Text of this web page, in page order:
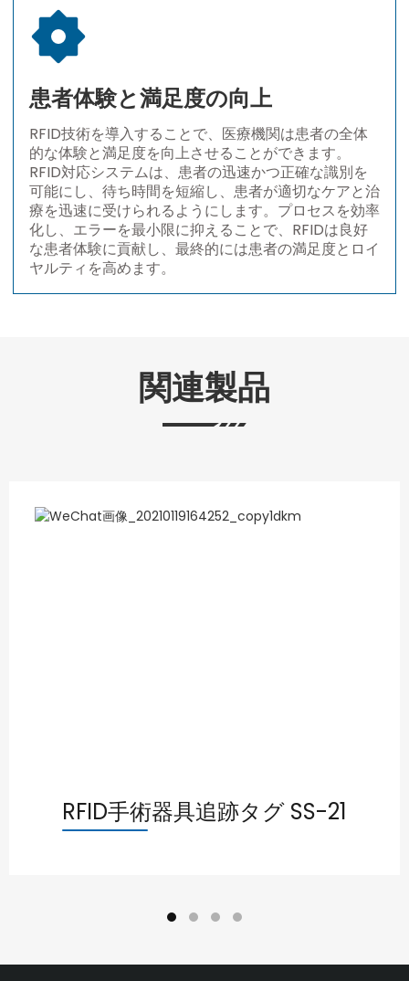
患者体験と満足度の向上
RFID技術を導入することで、医療機関は患者の全体
的な体験と満足度を向上させることができます。
RFID対応システムは、患者の迅速かつ正確な識別を
可能にし、待ち時間を短縮し、患者が適切なケアと治
療を迅速に受けられるようにします。プロセスを効率
化し、エラーを最小限に抑えることで、RFIDは良好
な患者体験に貢献し、最終的には患者の満足度とロイ
ヤルティを高めます。
関連製品
RFID手術器具追跡タグ SS-21